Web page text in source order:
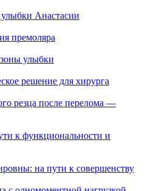
Анастасии
премоляра
улыбки
решение для хирурга
резца после перелома —
к функциональности и
на пути к совершенству